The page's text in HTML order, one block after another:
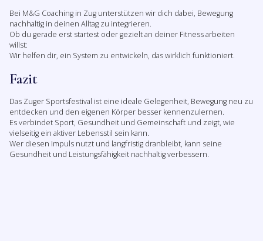
Bei M&G Coaching in Zug unterstützen wir dich dabei, Bewegung
nachhaltig in deinen Alltag zu integrieren.
Ob du gerade erst startest oder gezielt an deiner Fitness arbeiten
willst:
Wir helfen dir, ein System zu entwickeln, das wirklich funktioniert.
Fazit
Das Zuger Sportsfestival ist eine ideale Gelegenheit, Bewegung neu zu
entdecken und den eigenen Körper besser kennenzulernen.
Es verbindet Sport, Gesundheit und Gemeinschaft und zeigt, wie
vielseitig ein aktiver Lebensstil sein kann.
Wer diesen Impuls nutzt und langfristig dranbleibt, kann seine
Gesundheit und Leistungsfähigkeit nachhaltig verbessern.